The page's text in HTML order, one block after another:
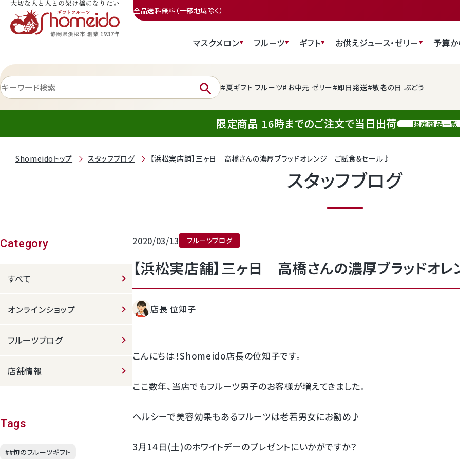
全品送料無料（一部地域除く）
マスクメロン フルーツ ギフト お供えジュース・ゼリー 予算
search #夏ギフト フルーツ#お中元 ゼリー#即日発送#敬老の日 ぶどう
三ヶ日みかん
クラウンメロンゼリー
温室みかん(ハウスみかん)
梨
限定商品 16時までのご注文で当日出荷 限定商品一覧
Shomeidoトップ スタッフブログ 【浜松実店舗】三ヶ日 高橋さんの濃厚ブラッドオレンジ ご試食&セール♪
スタッフブログ
2020/03/13 フルーツブログ
【浜松実店舗】三ヶ日 高橋さんの濃厚ブラッド
店長 位知子
こんにちは！Shomeido店長の位知子です。
ここ数年、当店でもフルーツ男子のお客様が増えてきました。
ヘルシーで美容効果もあるフルーツは老若男女にお勧め♪
3月14日(土)のホワイトデーのプレゼントにいかがですか？
Category
すべて
オンラインショップ
フルーツブログ
店舗情報
Tags
##旬のフルーツギフト